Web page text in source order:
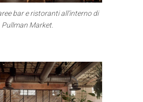
bar e ristoranti all’interno di
Pullman Market.